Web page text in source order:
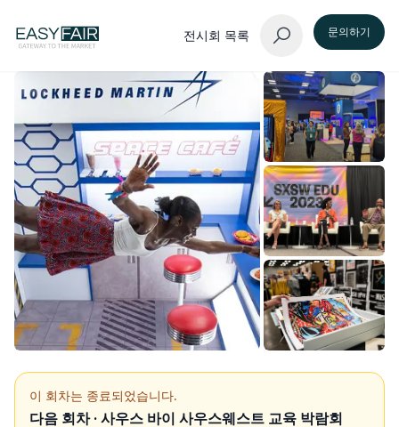
전시회 목록 문의하기
이 회차는 종료되었습니다.
다음 회차 ·사우스 바이 사우스웨스트 교육 박람회